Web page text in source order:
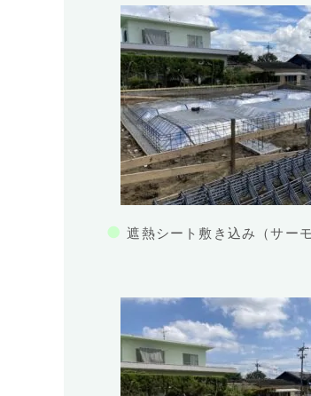
●遮熱シート敷き込み（サー